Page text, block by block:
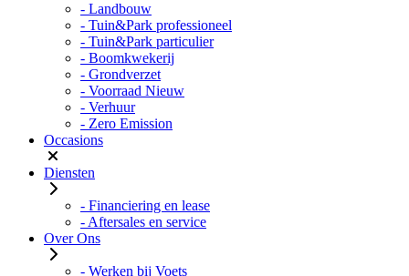
- Landbouw
- Tuin&Park professioneel
- Tuin&Park particulier
- Boomkwekerij
- Grondverzet
- Voorraad Nieuw
- Verhuur
- Zero Emission
Occasions
Diensten
- Financiering en lease
- Aftersales en service
Over Ons
- Werken bij Voets